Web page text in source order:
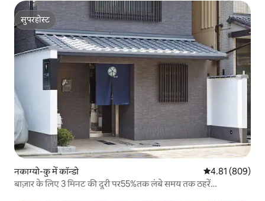
सुपरहोस्ट
सुपरहोस्ट
नकाग्यो-कु में कॉन्डो औसत रेटिंग 5 में से
4.81 (809)
बाज़ार के लिए 3 मिनट की दूरी पर55%तक लंबे समय तक ठहरें